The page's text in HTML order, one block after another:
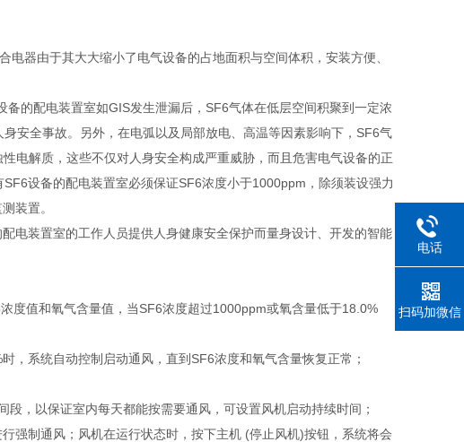
器由于其大大缩小了电气设备的占地面积与空间体积，安装方便、
的配电装置室如GIS发生泄漏后，SF6气体在低层空间积聚到一定浓
安全事故。另外，在电弧以及局部放电、高温等因素影响下，SF6气
电解质，这些不仅对人身安全构成严重威胁，而且危害电气设备的正
设备的配电装置室必须保证SF6浓度小于1000ppm，除须装设强力
装置。
电装置室的工作人员提供人身健康安全保护而量身设计、开发的智能
度值和氧气含量值，当SF6浓度超过1000ppm或氧含量低于18.0%
，系统自动控制启动通风，直到SF6浓度和氧气含量恢复正常；
，以保证室内每天都能按需要通风，可设置风机启动持续时间；
强制通风；风机在运行状态时，按下主机 (停止风机)按钮，系统将会
电话
扫码加微信